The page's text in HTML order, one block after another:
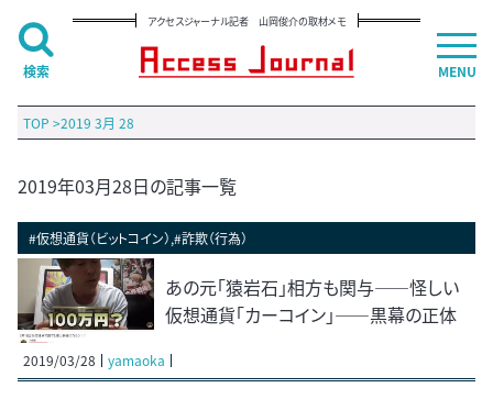
アクセスジャーナル記者 山岡俊介の取材メモ
TOP >2019 3月 28
2019年03月28日の記事一覧
#仮想通貨（ビットコイン）,#詐欺（行為）
あの元「猿岩石」相方も関与――怪しい
仮想通貨「カーコイン」――黒幕の正体
2019/03/28 yamaoka
MENU
検索